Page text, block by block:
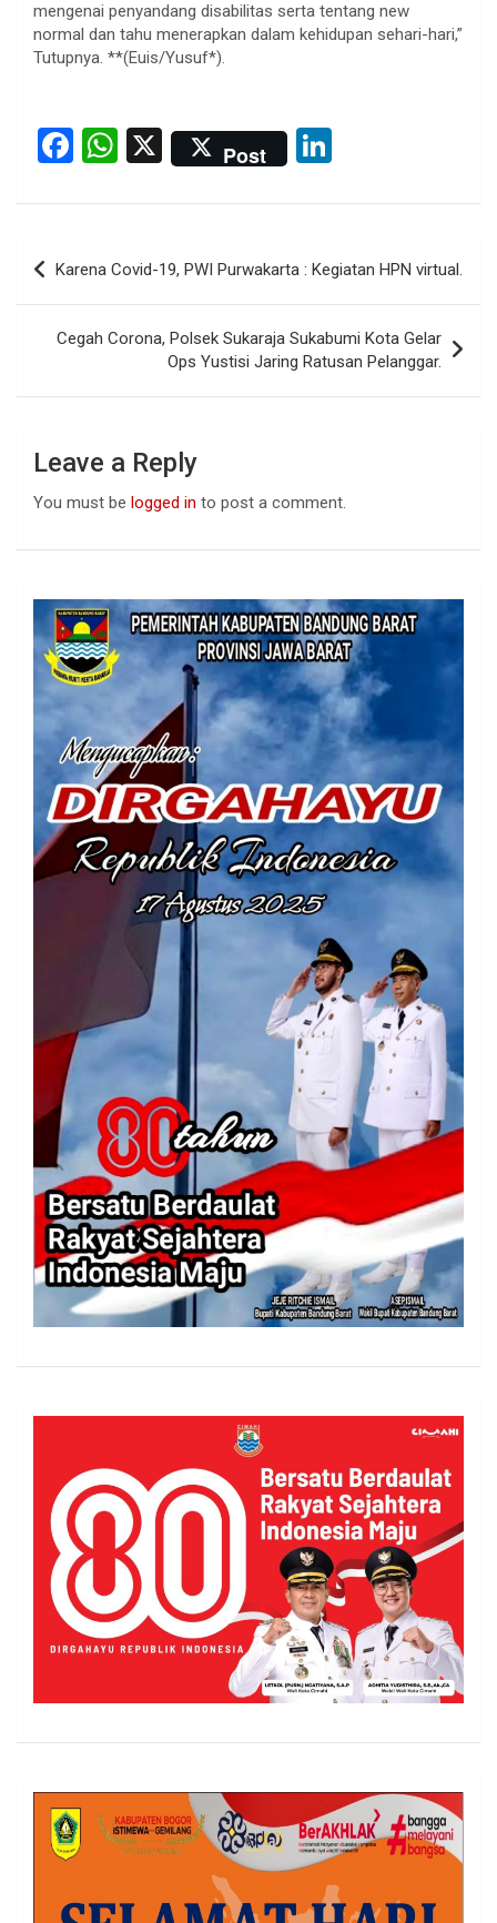
mengenai penyandang disabilitas serta tentang new
normal dan tahu menerapkan dalam kehidupan sehari-hari,”
Tutupnya. **(Euis/Yusuf*).
F
ce
o
k
W
at
s
A
X Post
ke
dI
n
Post
navigation
Karena Covid-19, PWI Purwakarta : Kegiatan HPN virtual.
Cegah Corona, Polsek Sukaraja Sukabumi Kota Gelar
Ops Yustisi Jaring Ratusan Pelanggar.
Leave a Reply
You must be logged in to post a comment.